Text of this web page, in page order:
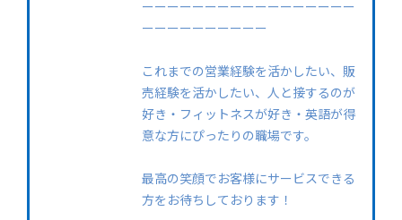
ーーーーーーーーーーーーーーーーー
ーーーーーーーーーー
これまでの営業経験を活かしたい、販
売経験を活かしたい、人と接するのが
好き・フィットネスが好き・英語が得
意な方にぴったりの職場です。
最高の笑顔でお客様にサービスできる
方をお待ちしております！